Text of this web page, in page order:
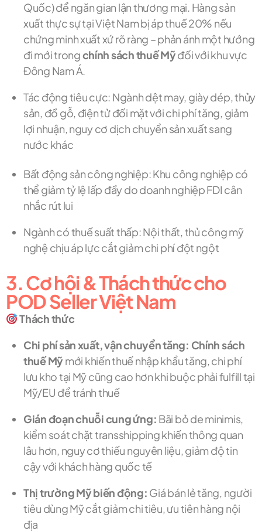
Quốc) để ngăn gian lận thương mại. Hàng sản
xuất thực sự tại Việt Nam bị áp thuế 20% nếu
chứng minh xuất xứ rõ ràng – phản ánh một hướng
đi mới trongchính sách thuế Mỹđối với khu vực
Đông Nam Á.
Tác động tiêu cực: Ngành dệt may, giày dép, thủy
sản, đồ gỗ, điện tử đối mặt với chi phí tăng, giảm
lợi nhuận, nguy cơ dịch chuyển sản xuất sang
nước khác
Bất động sản công nghiệp: Khu công nghiệp có
thể giảm tỷ lệ lấp đầy do doanh nghiệp FDI cân
nhắc rút lui
Ngành có thuế suất thấp: Nội thất, thủ công mỹ
nghệ chịu áp lực cắt giảm chi phí đột ngột
3. Cơ hội & Thách thức cho
POD Seller Việt Nam
Thách thức
Chi phí sản xuất, vận chuyển tăng: Chính sách
thuế Mỹ mới khiến thuế nhập khẩu tăng, chi phí
lưu kho tại Mỹ cũng cao hơn khi buộc phải fulfill tại
Mỹ/EU để tránh thuế
Gián đoạn chuỗi cung ứng: Bãi bỏ de minimis,
kiểm soát chặt transshipping khiến thông quan
lâu hơn, nguy cơ thiếu nguyên liệu, giảm độ tin
cậy với khách hàng quốc tế
Thị trường Mỹ biến động: Giá bán lẻ tăng, người
tiêu dùng Mỹ cắt giảm chi tiêu, ưu tiên hàng nội
địa